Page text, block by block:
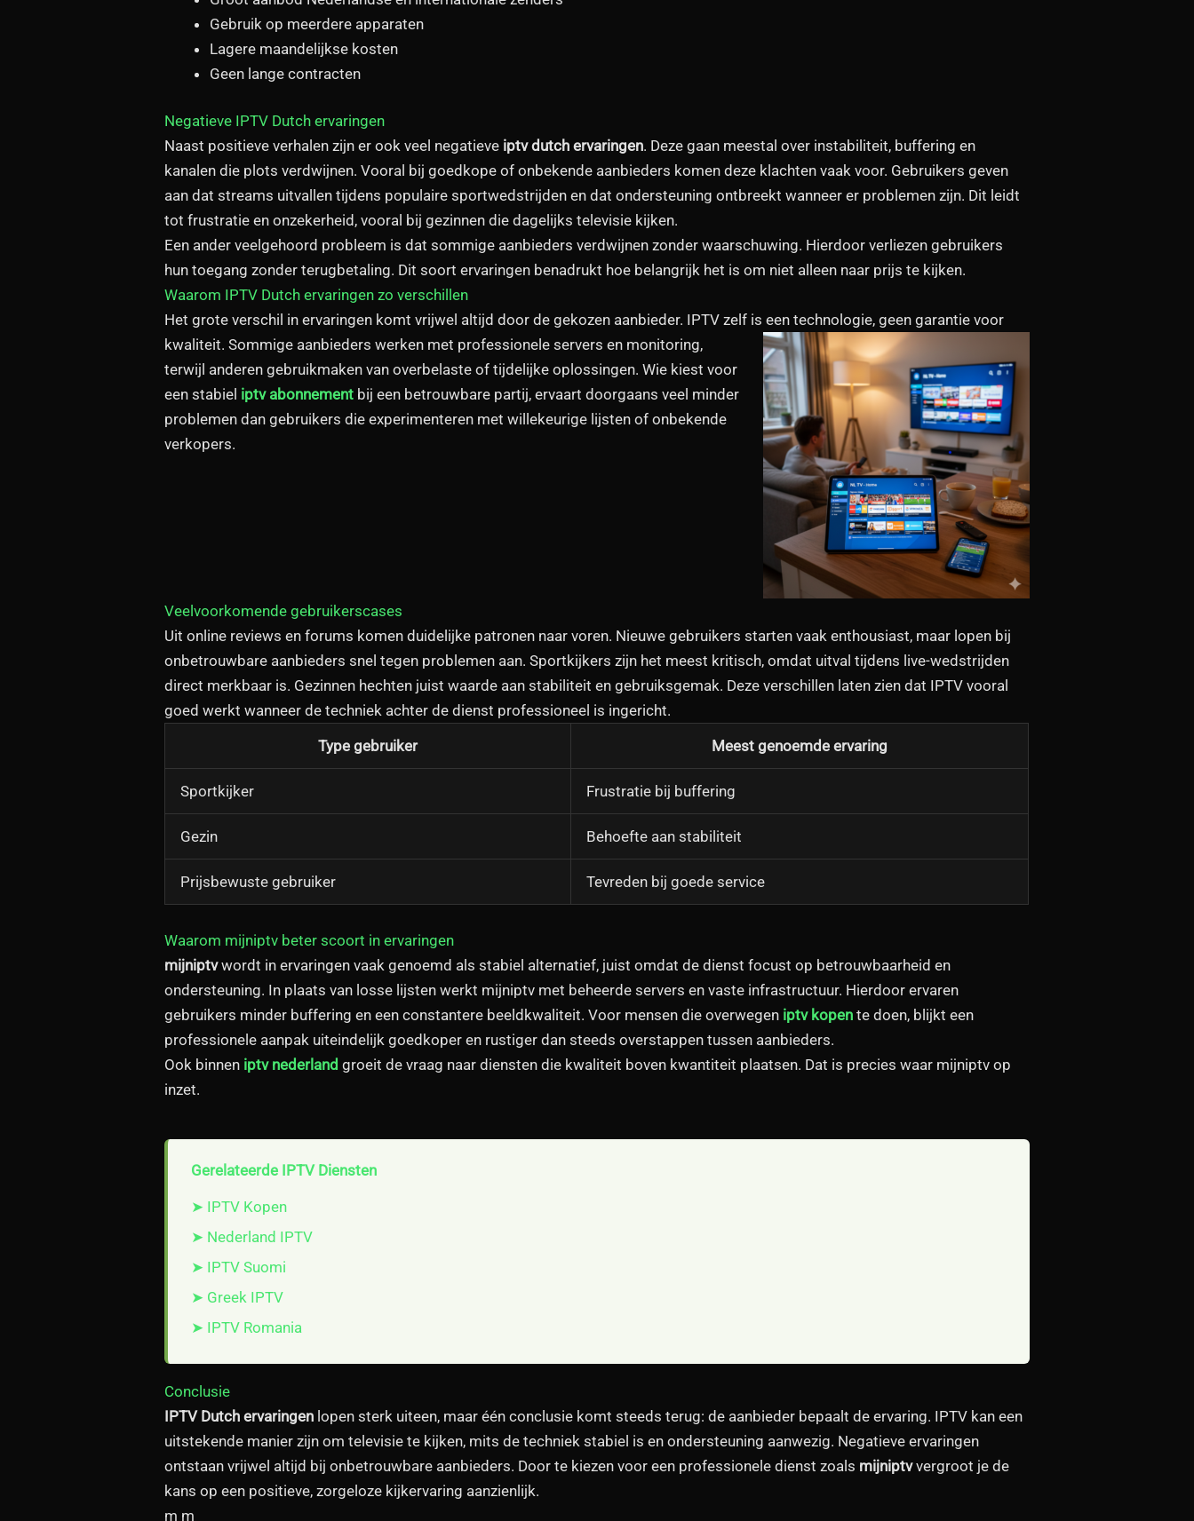
Gebruik op meerdere apparaten
Lagere maandelijkse kosten
Geen lange contracten
Negatieve IPTV Dutch ervaringen
Naast positieve verhalen zijn er ook veel negatieve iptv dutch ervaringen. Deze gaan meestal over instabiliteit, buffering en
kanalen die plots verdwijnen. Vooral bij goedkope of onbekende aanbieders komen deze klachten vaak voor. Gebruikers geven
aan dat streams uitvallen tijdens populaire sportwedstrijden en dat ondersteuning ontbreekt wanneer er problemen zijn. Dit leidt
tot frustratie en onzekerheid, vooral bij gezinnen die dagelijks televisie kijken.
Een ander veelgehoord probleem is dat sommige aanbieders verdwijnen zonder waarschuwing. Hierdoor verliezen gebruikers
hun toegang zonder terugbetaling. Dit soort ervaringen benadrukt hoe belangrijk het is om niet alleen naar prijs te kijken.
Waarom IPTV Dutch ervaringen zo verschillen
Het grote verschil in ervaringen komt vrijwel altijd door de gekozen aanbieder. IPTV zelf is een technologie, geen garantie voor
kwaliteit. Sommige aanbieders werken met professionele servers en monitoring,
terwijl anderen gebruikmaken van overbelaste of tijdelijke oplossingen. Wie kiest voor
een stabiel iptv abonnement bij een betrouwbare partij, ervaart doorgaans veel minder
problemen dan gebruikers die experimenteren met willekeurige lijsten of onbekende
verkopers.
Veelvoorkomende gebruikerscases
Uit online reviews en forums komen duidelijke patronen naar voren. Nieuwe gebruikers starten vaak enthousiast, maar lopen bij
onbetrouwbare aanbieders snel tegen problemen aan. Sportkijkers zijn het meest kritisch, omdat uitval tijdens live-wedstrijden
direct merkbaar is. Gezinnen hechten juist waarde aan stabiliteit en gebruiksgemak. Deze verschillen laten zien dat IPTV vooral
goed werkt wanneer de techniek achter de dienst professioneel is ingericht.
Type gebruiker
Meest genoemde ervaring
Sportkijker Frustratie bij buffering
Gezin Behoefte aan stabiliteit
Prijsbewuste gebruiker Tevreden bij goede service
Waarom mijniptv beter scoort in ervaringen
mijniptvwordt in ervaringen vaak genoemd als stabiel alternatief, juist omdat de dienst focust op betrouwbaarheid en
ondersteuning. In plaats van losse lijsten werkt mijniptv met beheerde servers en vaste infrastructuur. Hierdoor ervaren
gebruikers minder buffering en een constantere beeldkwaliteit. Voor mensen die overwegen iptv kopen te doen, blijkt een
professionele aanpak uiteindelijk goedkoper en rustiger dan steeds overstappen tussen aanbieders.
Ook binnen iptv nederland groeit de vraag naar diensten die kwaliteit boven kwantiteit plaatsen. Dat is precies waar mijniptv op
inzet.
Gerelateerde IPTV Diensten
➤ IPTV Kopen
➤ Nederland IPTV
➤ IPTV Suomi
➤ Greek IPTV
➤ IPTV Romania
Conclusie
IPTV Dutch ervaringen lopen sterk uiteen, maar één conclusie komt steeds terug: de aanbieder bepaalt de ervaring. IPTV kan een
uitstekende manier zijn om televisie te kijken, mits de techniek stabiel is en ondersteuning aanwezig. Negatieve ervaringen
ontstaan vrijwel altijd bij onbetrouwbare aanbieders. Door te kiezen voor een professionele dienst zoals mijniptvvergroot je de
kans op een positieve, zorgeloze kijkervaring aanzienlijk.
m m